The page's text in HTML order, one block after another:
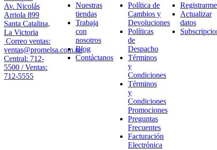
Av. Nicolás
Arriola 899
Santa Catalina,
La Victoria
Correo ventas:
ventas@promelsa.com.pe
Central: 712-
5500 / Ventas:
712-5555
Nuestras
tiendas
Trabaja
con
nosotros
Blog
Contáctanos
Política de
Cambios y
Devoluciones
Políticas
de
Despacho
Términos
y
Condiciones
Términos
y
Condiciones
Promociones
Preguntas
Frecuentes
Facturación
Electrónica
Registrarme
Actualizar
datos